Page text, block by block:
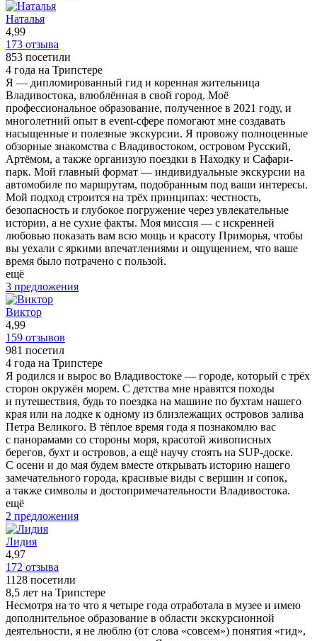
Наталья
4,99
173 отзыва
853 посетили
4 года на Трипстере
Я — дипломированный гид и коренная жительница
Владивостока, влюблённая в свой город. Моё
профессиональное образование, полученное в 2021 году, и
многолетний опыт в event-сфере помогают мне создавать
насыщенные и полезные экскурсии. Я провожу полноценные
обзорные знакомства с Владивостоком, островом Русский,
Артёмом, а также организую поездки в Находку и Сафари-
парк. Мой главный формат — индивидуальные экскурсии на
автомобиле по маршрутам, подобранным под ваши интересы.
Мой подход строится на трёх принципах: честность,
безопасность и глубокое погружение через увлекательные
истории, а не сухие факты. Моя миссия — с искренней
любовью показать вам всю мощь и красоту Приморья, чтобы
вы уехали с яркими впечатлениями и ощущением, что ваше
время было потрачено с пользой.
ещё
3 предложения
Виктор
4,99
159 отзывов
981 посетил
4 года на Трипстере
Я родился и вырос во Владивостоке — городе, который с трёх
сторон окружён морем. С детства мне нравятся походы
и путешествия, будь то поездка на машине по бухтам нашего
края или на лодке к одному из близлежащих островов залива
Петра Великого. В тёплое время года я познакомлю вас
с панорамами со стороны моря, красотой живописных
берегов, бухт и островов, а ещё научу стоять на SUP-доске.
С осени и до мая будем вместе открывать историю нашего
замечательного города, красивые виды с вершин и сопок,
а также символы и достопримечательности Владивостока.
ещё
2 предложения
Лидия
4,97
172 отзыва
1128 посетили
8,5 лет на Трипстере
Несмотря на то что я четыре года отработала в музее и имею
дополнительное образование в области экскурсионной
деятельности, я не люблю (от слова «совсем») понятия «гид»,